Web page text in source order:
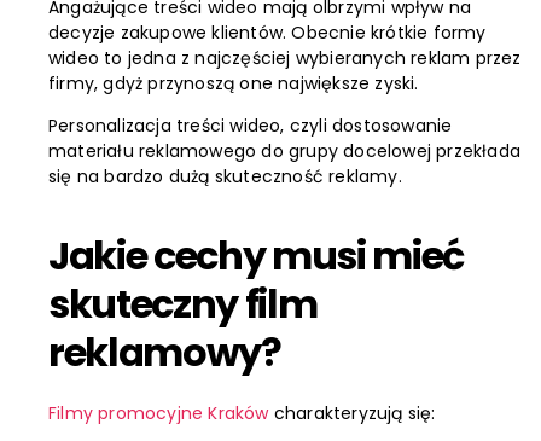
Angażujące treści wideo mają olbrzymi wpływ na
decyzje zakupowe klientów. Obecnie krótkie formy
wideo to jedna z najczęściej wybieranych reklam przez
firmy, gdyż przynoszą one największe zyski.
Personalizacja treści wideo, czyli dostosowanie
materiału reklamowego do grupy docelowej przekłada
się na bardzo dużą skuteczność reklamy.
Jakie cechy musi mieć
skuteczny film
reklamowy?
Filmy promocyjne Krakówcharakteryzują się: